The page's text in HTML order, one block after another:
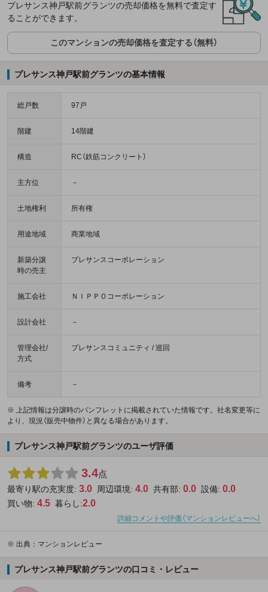
プレサンス神戸駅前グランツの売却価格を無料で査定す
ることができます。
このマンションの売却価格を査定する（無料）
プレサンス神戸駅前グランツの基本情報
総戸数 97戸
階建 14階建
構造 RC（鉄筋コンクリート）
主方位 －
土地権利 所有権
用途地域 商業地域
新築分譲
時の売主
プレサンスコーポレーション
施工会社 ＮＩＰＰＯコーポレーション
設計会社 －
管理会社/
方式
プレサンスコミュニティ / 巡回
備考 －
※ 上記情報は分譲時のパンフレットに掲載されていた情報です。社名変更等に
より、現況（販売中物件）と異なる場合があります。
プレサンス神戸駅前グランツのユーザ評価
3.4点
最寄り駅の充実度: 3.0 周辺環境: 4.0 共有部: 0.0 設備: 0.0
買い物: 4.5 暮らし:2.0
詳細コメントや評価（マンションレビューへ）
※ 出典：マンションレビュー
プレサンス神戸駅前グランツの口コミ・レビュー